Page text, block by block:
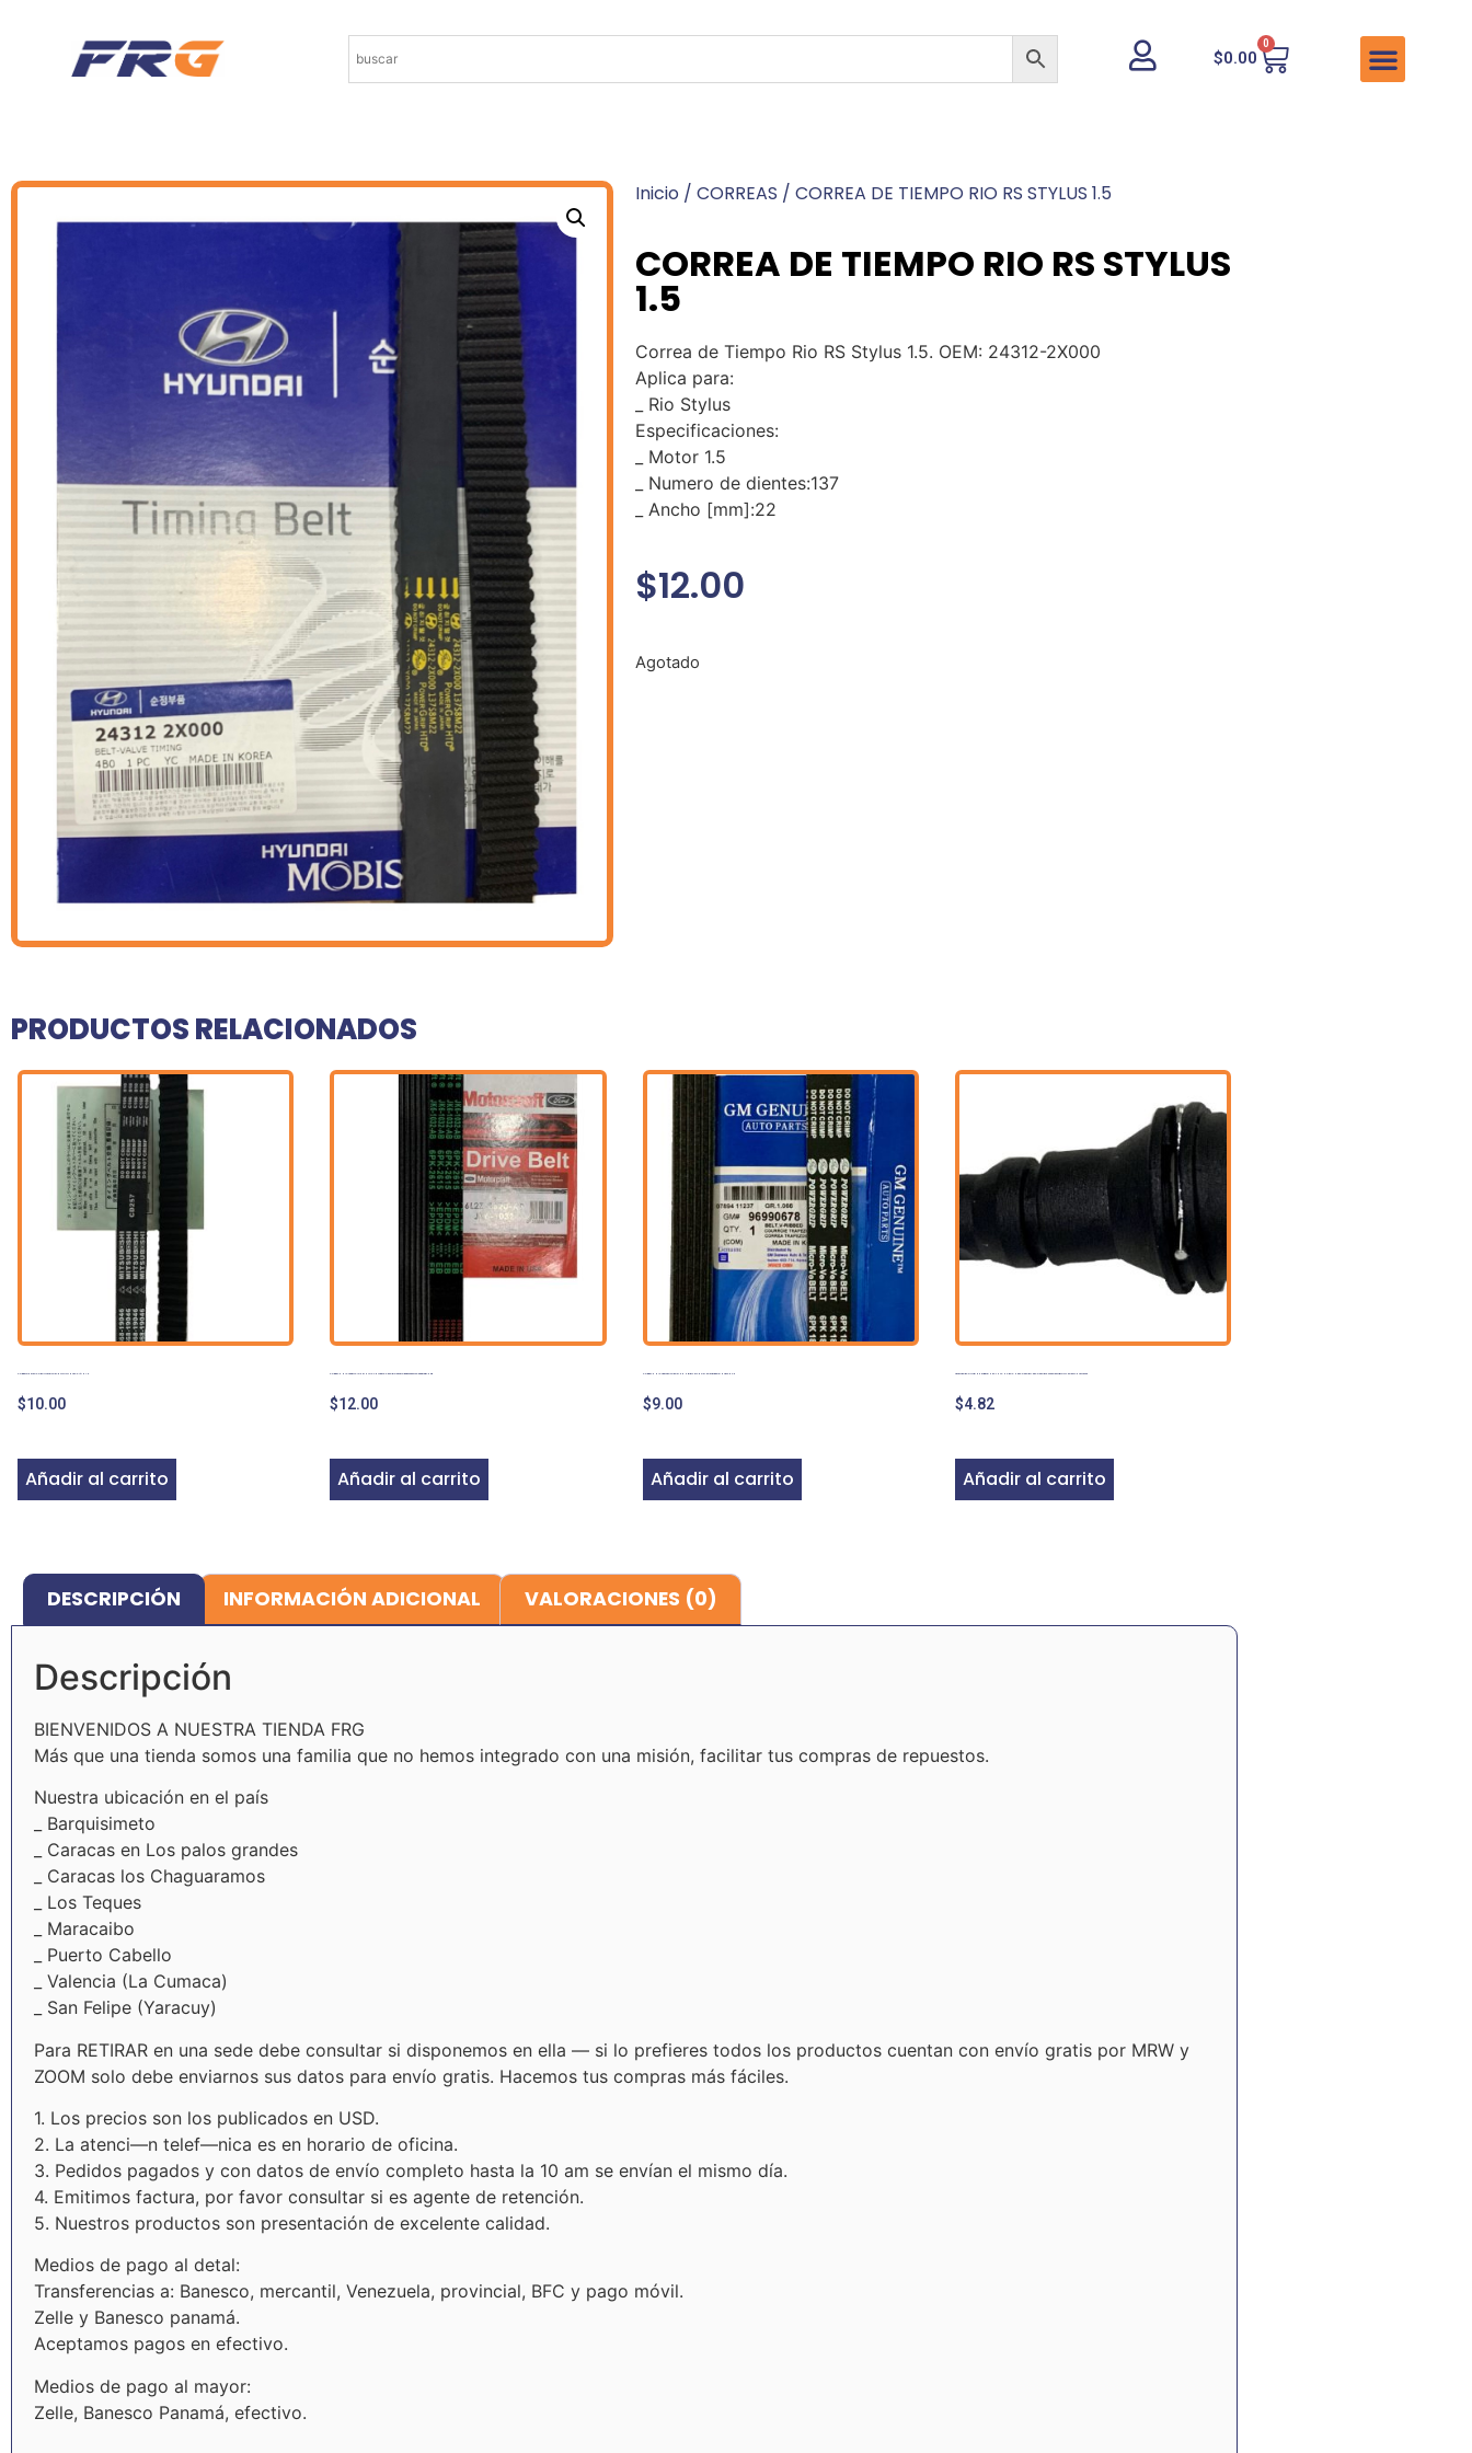
$0.00
0
Inicio / CORREAS / CORREA DE TIEMPO RIO RS STYLUS 1.5
CORREA DE TIEMPO RIO RS STYLUS
1.5
Correa de Tiempo Rio RS Stylus 1.5. OEM: 24312-2X000
Aplica para:
_ Rio Stylus
Especificaciones:
_ Motor 1.5
_ Numero de dientes:137
_ Ancho [mm]:22
$12.00
Agotado
PRODUCTOS RELACIONADOS
CORREA TIEMPO COROLLA SAPITO PANTALLITA INYECCIÓN 1.6
$10.00
Añadir al carrito
CORREA UNICA SERVICIOS MULTICANAL DE ACCESORIOS EXPLORER 2006 2010 4.6 EDDIE BAUER
$12.00
Añadir al carrito
CORREA UNICA DE AVEO TODOS 1.6 NUBIRA 1.6 LANOS 1.6 OPTRA DESIGN ADVANCE
$9.00
Añadir al carrito
ADAPTADOR COLLARIN EMBRAGUE CLUTCH CROCHE ECOSPORT 1.6 ECOSPORT 2.0 4X2 FIESTA BALITA 1.6 FIESTA HASTA 2003
$4.82
Añadir al carrito
DESCRIPCIÓN INFORMACIÓN ADICIONAL VALORACIONES (0)
Descripción
BIENVENIDOS A NUESTRA TIENDA FRG
Más que una tienda somos una familia que no hemos integrado con una misión, facilitar tus compras de repuestos.
Nuestra ubicación en el país
_ Barquisimeto
_ Caracas en Los palos grandes
_ Caracas los Chaguaramos
_ Los Teques
_ Maracaibo
_ Puerto Cabello
_ Valencia (La Cumaca)
_ San Felipe (Yaracuy)
Para RETIRAR en una sede debe consultar si disponemos en ella — si lo prefieres todos los productos cuentan con envío gratis por MRW y
ZOOM solo debe enviarnos sus datos para envío gratis. Hacemos tus compras más fáciles.
1. Los precios son los publicados en USD.
2. La atenci—n telef—nica es en horario de oficina.
3. Pedidos pagados y con datos de envío completo hasta la 10 am se envían el mismo día.
4. Emitimos factura, por favor consultar si es agente de retención.
5. Nuestros productos son presentación de excelente calidad.
Medios de pago al detal:
Transferencias a: Banesco, mercantil, Venezuela, provincial, BFC y pago móvil.
Zelle y Banesco panamá.
Aceptamos pagos en efectivo.
Medios de pago al mayor:
Zelle, Banesco Panamá, efectivo.